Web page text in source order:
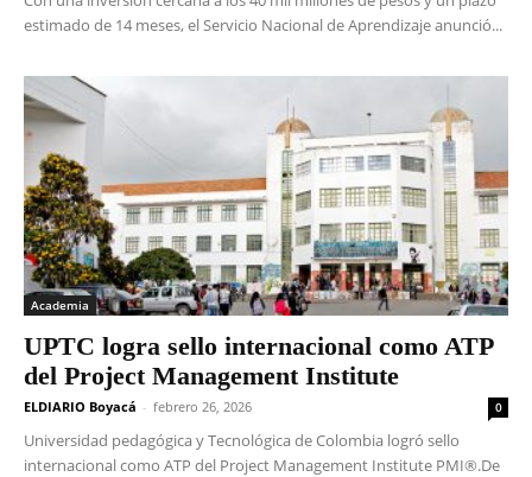
estimado de 14 meses, el Servicio Nacional de Aprendizaje anunció...
Academia
UPTC logra sello internacional como ATP
del Project Management Institute
ELDIARIO Boyacá - febrero 26, 2026 0
Universidad pedagógica y Tecnológica de Colombia logró sello
internacional como ATP del Project Management Institute PMI®.De